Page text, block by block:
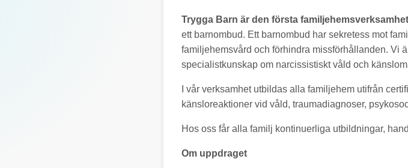
Trygga Barn är den första
ett barnombud. Ett barnombud har sekretess mot
familjehemsvård och förhindra missförhållanden. Vi
specialistkunskap om narcissistiskt våld och
I vår verksamhet utbildas alla familjehem utifrån
känsloreaktioner vid våld, traumadiagnoser,
Hos oss får alla familj kontinuerliga utbildningar,
Om uppdraget